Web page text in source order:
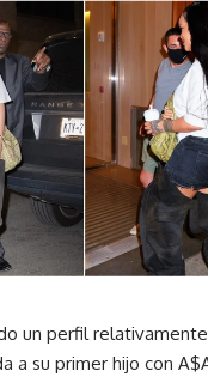
un perfil
a su primer hijo con